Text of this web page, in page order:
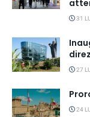
31
27
24